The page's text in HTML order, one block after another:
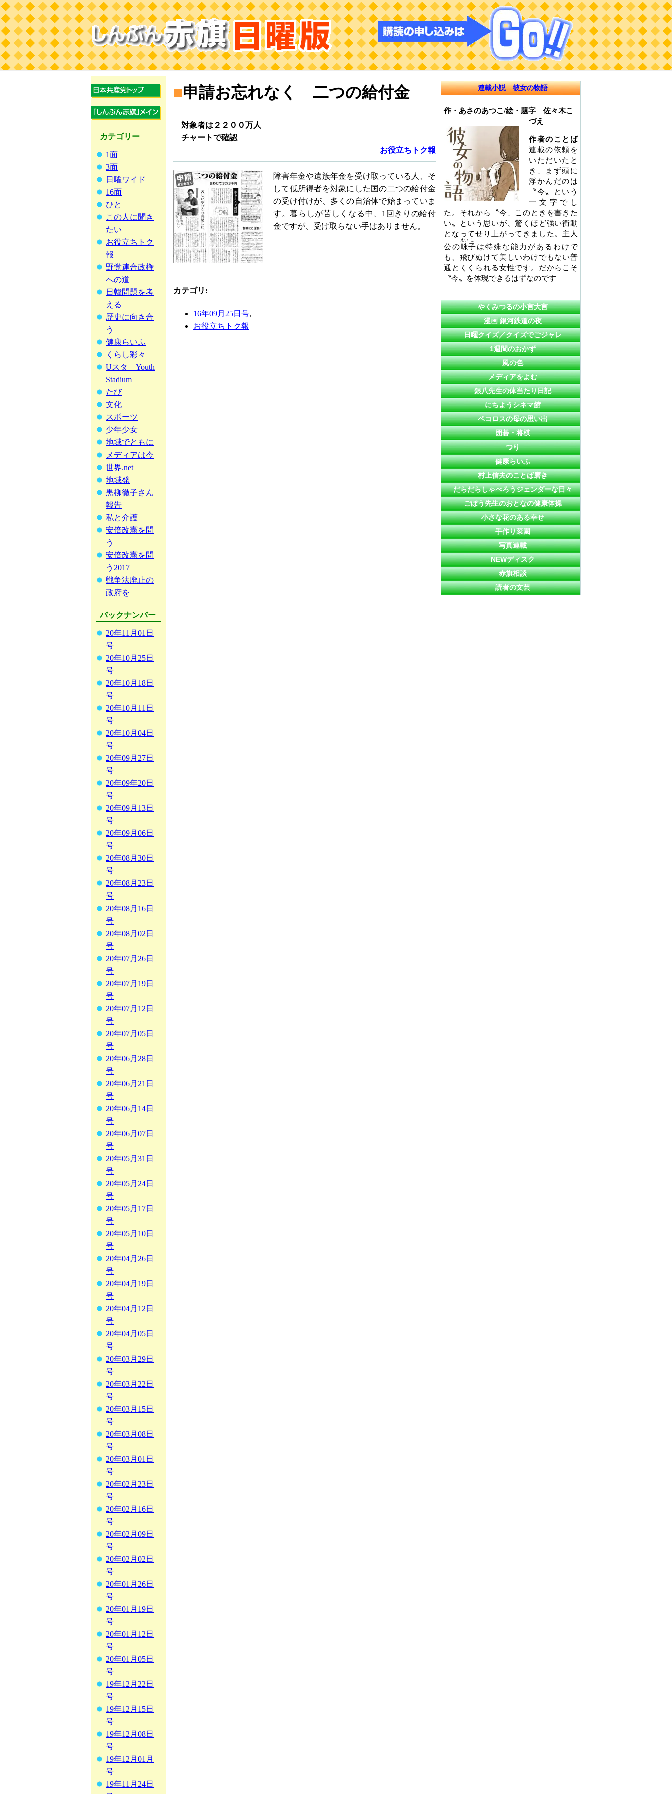
カテゴリー
1面
3面
日曜ワイド
16面
ひと
この人に聞き
たい
お役立ちトク
報
野党連合政権
への道
日韓問題を考
える
歴史に向き合
う
健康らいふ
くらし彩々
Uスタ Youth
Stadium
たび
文化
スポーツ
少年少女
地域でともに
メディアは今
世界.net
地域発
黒柳徹子さん
報告
私と介護
安倍改憲を問
う
安倍改憲を問
う2017
戦争法廃止の
政府を
バックナンバー
20年11月01日
号
20年10月25日
号
20年10月18日
号
20年10月11日
号
20年10月04日
号
20年09月27日
号
20年09年20日
号
20年09月13日
号
20年09月06日
号
20年08月30日
号
20年08月23日
号
20年08月16日
号
20年08月02日
号
20年07月26日
号
20年07月19日
号
20年07月12日
号
20年07月05日
号
20年06月28日
号
20年06月21日
号
20年06月14日
号
20年06月07日
号
20年05月31日
号
20年05月24日
号
20年05月17日
号
20年05月10日
号
20年04月26日
号
20年04月19日
号
20年04月12日
号
20年04月05日
号
20年03月29日
号
20年03月22日
号
20年03月15日
号
20年03月08日
号
20年03月01日
号
20年02月23日
号
20年02月16日
号
20年02月09日
号
20年02月02日
号
20年01月26日
号
20年01月19日
号
20年01月12日
号
20年01月05日
号
19年12月22日
号
19年12月15日
号
19年12月08日
号
19年12月01月
号
19年11月24日
■申請お忘れなく 二つの給付金
対象者は２２００万人
チャートで確認
お役立ちトク報
障害年金や遺族年金を受け取っている人、そ
して低所得者を対象にした国の二つの給付金
の受け付けが、多くの自治体で始まっていま
す。暮らしが苦しくなる中、1回きりの給付
金ですが、受け取らない手はありません。
カテゴリ :
16年09月25日号,
お役立ちトク報
連載小説 彼女の物語
作・あさのあつこ/絵・題字 佐々木こ
づえ
作者のことば
連載の依頼を
いただいたと
き、まず頭に
浮かんだのは
〝今〟という
一文字でし
た。それから〝今、このときを書きた
い〟という思いが、驚くほど強い衝動
となってせり上がってきました。主人
公の咏
えい
子
こ
は特殊な能力があるわけで
も、飛びぬけて美しいわけでもない普
通とくくられる女性です。だからこそ
〝今〟を体現できるはずなのです
やくみつるの小言大言
漫画 銀河鉄道の夜
日曜クイズ／クイズでごジャレ
1週間のおかず
風の色
メディアをよむ
銀八先生の体当たり日記
にちようシネマ館
ペコロスの母の思い出
囲碁・将棋
つり
健康らいふ
村上信夫のことば磨き
だらだらしゃべろうジェンダーな日々
ごぼう先生のおとなの健康体操
小さな花のある幸せ
手作り菜園
写真連載
NEWディスク
赤旗相談
読者の文芸